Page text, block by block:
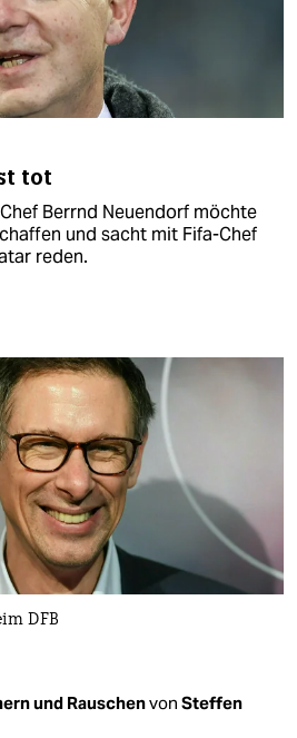
tot
Berrnd Neuendorf möchte
und sacht mit Fifa-Chef
reden.
DFB
und Rauschenvon Steffen